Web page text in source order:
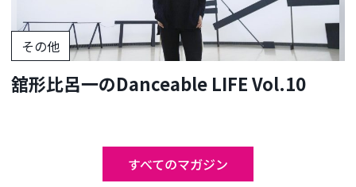
その他
舘形比呂一のDanceable LIFE Vol.10
すべてのマガジン